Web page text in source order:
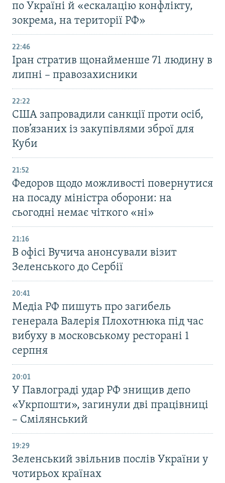
по Україні й «ескалацію конфлікту,
зокрема, на території РФ»
22:46
Іран стратив щонайменше 71 людину в
липні – правозахисники
22:22
США запровадили санкції проти осіб,
пов’язаних із закупівлями зброї для
Куби
21:52
Федоров щодо можливості повернутися
на посаду міністра оборони: на
сьогодні немає чіткого «ні»
21:16
В офісі Вучича анонсували візит
Зеленського до Сербії
20:41
Медіа РФ пишуть про загибель
генерала Валерія Плохотнюка під час
вибуху в московському ресторані 1
серпня
20:01
У Павлограді удар РФ знищив депо
«Укрпошти», загинули дві працівниці
– Смілянський
19:29
Зеленський звільнив послів України у
чотирьох країнах